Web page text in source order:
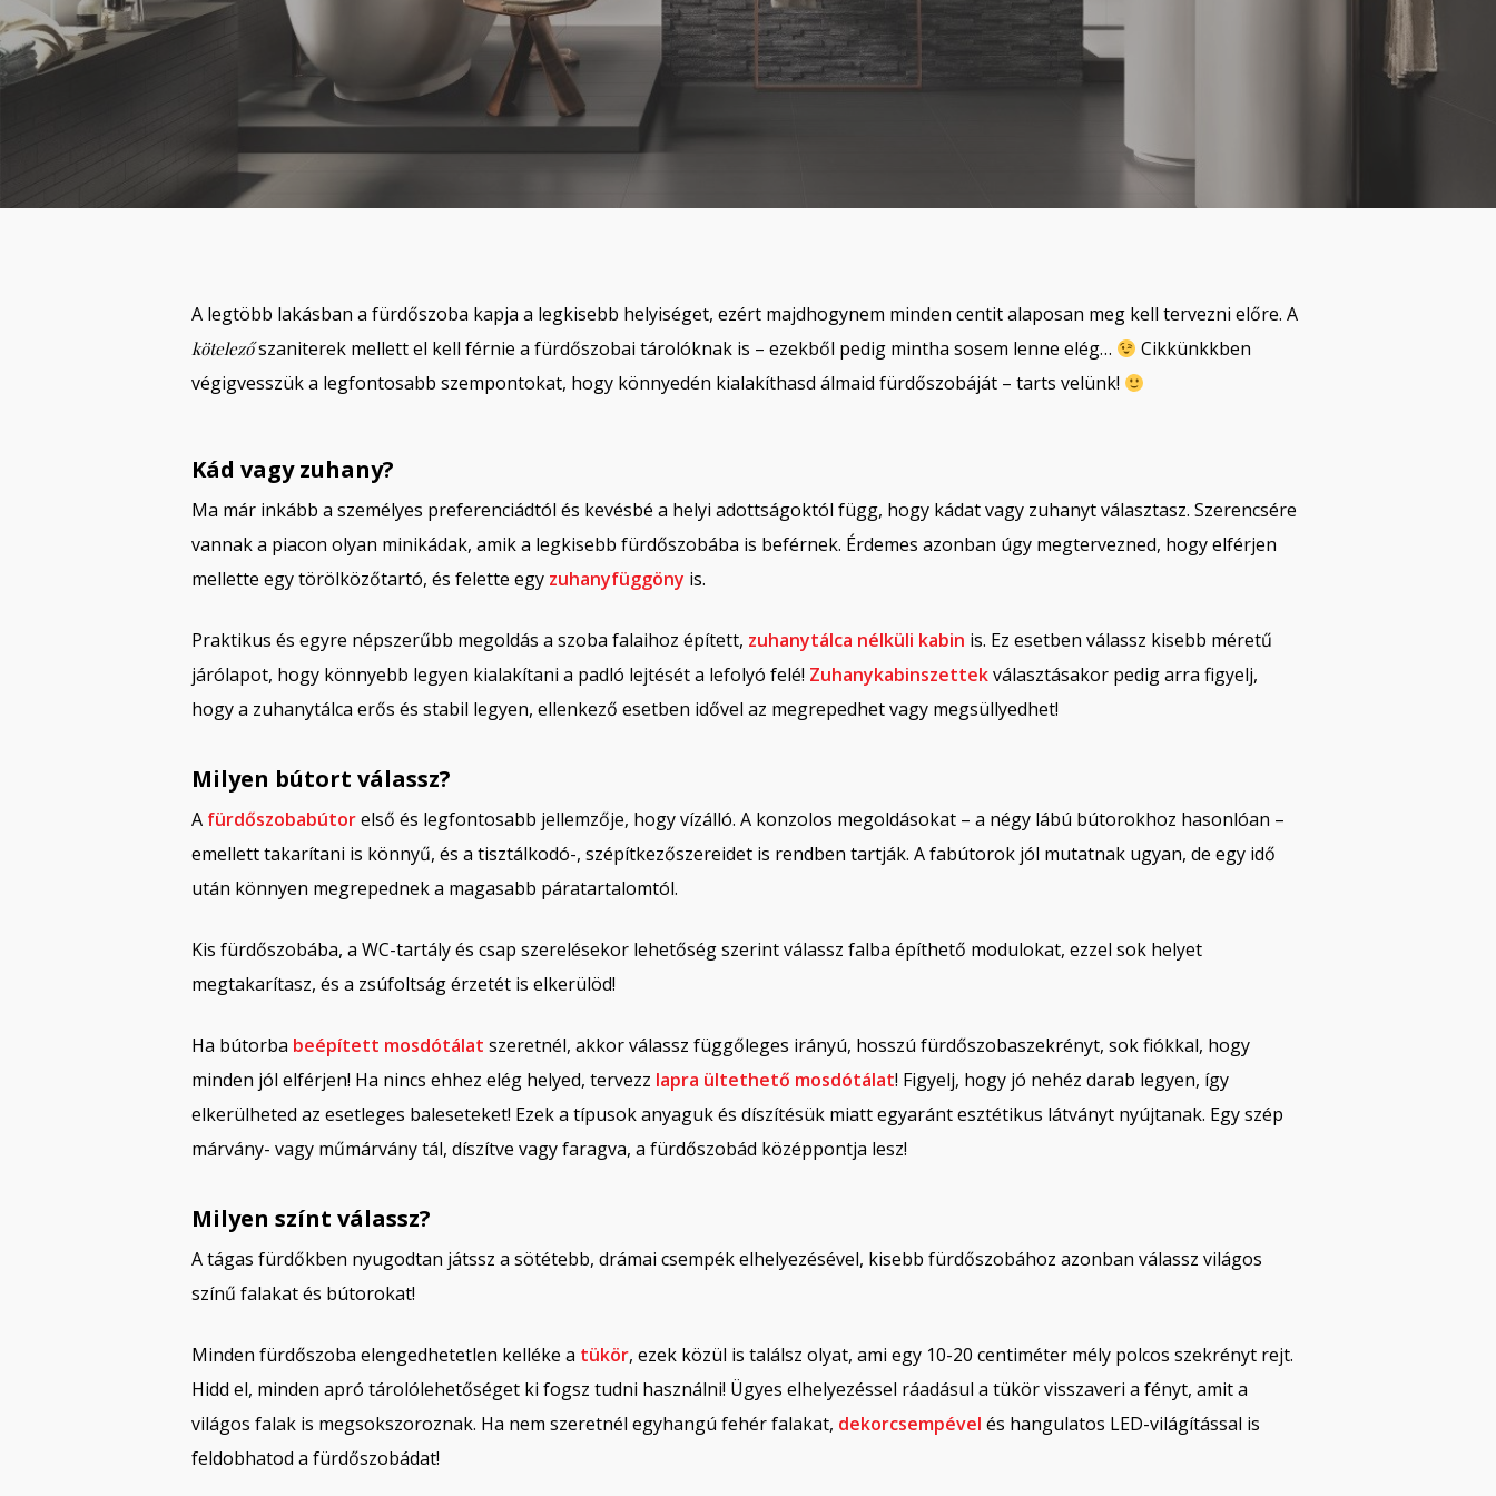
A legtöbb lakásban a fürdőszoba kapja a legkisebb helyiséget, ezért majdhogynem minden centit alaposan meg kell tervezni előre. A
kötelezőszaniterek mellett el kell férnie a fürdőszobai tárolóknak is – ezekből pedig mintha sosem lenne elég…
Cikkünkkben
végigvesszük a legfontosabb szempontokat, hogy könnyedén kialakíthasd álmaid fürdőszobáját – tarts velünk!
Kád vagy zuhany?
Ma már inkább a személyes preferenciádtól és kevésbé a helyi adottságoktól függ, hogy kádat vagy zuhanyt választasz. Szerencsére
vannak a piacon olyan minikádak, amik a legkisebb fürdőszobába is beférnek. Érdemes azonban úgy megtervezned, hogy elférjen
mellette egy törölközőtartó, és felette egy zuhanyfüggöny is.
Praktikus és egyre népszerűbb megoldás a szoba falaihoz épített, zuhanytálca nélküli kabin is. Ez esetben válassz kisebb méretű
járólapot, hogy könnyebb legyen kialakítani a padló lejtését a lefolyó felé! Zuhanykabinszettekválasztásakor pedig arra figyelj,
hogy a zuhanytálca erős és stabil legyen, ellenkező esetben idővel az megrepedhet vagy megsüllyedhet!
Milyen bútort válassz?
A fürdőszobabútorelső és legfontosabb jellemzője, hogy vízálló. A konzolos megoldásokat – a négy lábú bútorokhoz hasonlóan –
emellett takarítani is könnyű, és a tisztálkodó-, szépítkezőszereidet is rendben tartják. A fabútorok jól mutatnak ugyan, de egy idő
után könnyen megrepednek a magasabb páratartalomtól.
Kis fürdőszobába, a WC-tartály és csap szerelésekor lehetőség szerint válassz falba építhető modulokat, ezzel sok helyet
megtakarítasz, és a zsúfoltság érzetét is elkerülöd!
Ha bútorba beépített mosdótálat szeretnél, akkor válassz függőleges irányú, hosszú fürdőszobaszekrényt, sok fiókkal, hogy
minden jól elférjen! Ha nincs ehhez elég helyed, tervezz lapra ültethető mosdótálat! Figyelj, hogy jó nehéz darab legyen, így
elkerülheted az esetleges baleseteket! Ezek a típusok anyaguk és díszítésük miatt egyaránt esztétikus látványt nyújtanak. Egy szép
márvány- vagy műmárvány tál, díszítve vagy faragva, a fürdőszobád középpontja lesz!
Milyen színt válassz?
A tágas fürdőkben nyugodtan játssz a sötétebb, drámai csempék elhelyezésével, kisebb fürdőszobához azonban válassz világos
színű falakat és bútorokat!
Minden fürdőszoba elengedhetetlen kelléke a tükör, ezek közül is találsz olyat, ami egy 10-20 centiméter mély polcos szekrényt rejt.
Hidd el, minden apró tárolólehetőséget ki fogsz tudni használni! Ügyes elhelyezéssel ráadásul a tükör visszaveri a fényt, amit a
világos falak is megsokszoroznak. Ha nem szeretnél egyhangú fehér falakat, dekorcsempével és hangulatos LED-világítással is
feldobhatod a fürdőszobádat!